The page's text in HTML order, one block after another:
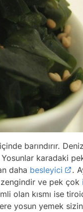
barındırır.
karadaki
daha besleyici
.
ve pek çok
olan kısmı ise
yosun yemek